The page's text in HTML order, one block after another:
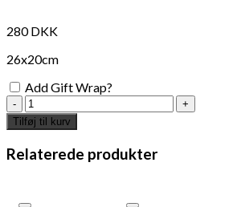
280DKK
26x20cm
Add Gift Wrap?
turquoise
shell
plate
antal
Tilføj til kurv
Relaterede produkter